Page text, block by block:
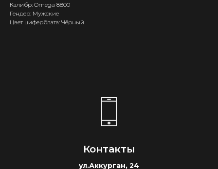
Калибр: Omega 8800
Гендер: Мужские
Цвет циферблата: Чёрный
Контакты
ул.Аккурган, 24